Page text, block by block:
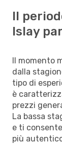
Il
Islay
Il momento
dalla
tipo di
è
prezzi
La bassa
e ti
più